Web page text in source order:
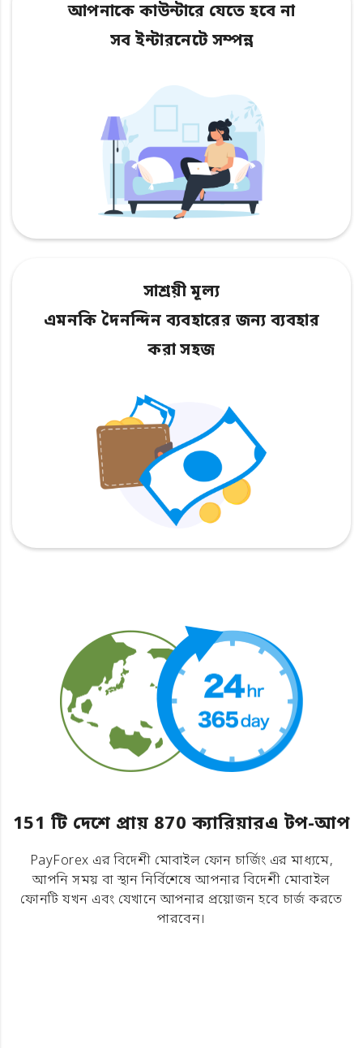
আপনাকে কাউন্টারে যেতে হবে না
সব ইন্টারনেটে সম্পন্ন
সাশ্রয়ী মূল্য
এমনকি দৈনন্দিন ব্যবহারের জন্য ব্যবহার
করা সহজ
151 টি দেশে প্রায় 870 ক্যারিয়ারএ টপ-আপ
PayForex এর বিদেশী মোবাইল ফোন চার্জিং এর মাধ্যমে,
আপনি সময় বা স্থান নির্বিশেষে আপনার বিদেশী মোবাইল
ফোনটি যখন এবং যেখানে আপনার প্রয়োজন হবে চার্জ করতে
পারবেন।